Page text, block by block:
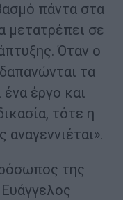
πάντα στα
μετατρέπει σε
Όταν ο
τα
έργο και
τότε η
της